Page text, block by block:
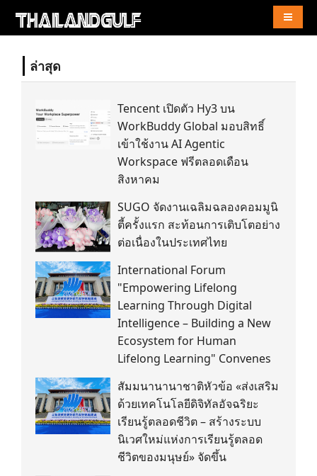
ล่าสุด
Tencent เปิดตัว Hy3 บน
WorkBuddy Global มอบสิทธิ์
เข้าใช้งาน AI Agentic
Workspace ฟรีตลอดเดือน
สิงหาคม
SUGO จัดงานเฉลิมฉลองคอมมูนิ
ตี้ครั้งแรก สะท้อนการเติบโตอย่าง
ต่อเนื่องในประเทศไทย
International Forum
"Empowering Lifelong
Learning Through Digital
Intelligence – Building a New
Ecosystem for Human
Lifelong Learning" Convenes
สัมมนานานาชาติหัวข้อ «ส่งเสริม
ด้วยเทคโนโลยีดิจิทัลอัจฉริยะ
เรียนรู้ตลอดชีวิต – สร้างระบบ
นิเวศใหม่แห่งการเรียนรู้ตลอด
ชีวิตของมนุษย์» จัดขึ้น